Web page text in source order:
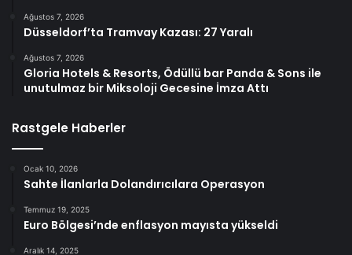
Ağustos 7, 2026
Düsseldorf’ta Tramvay Kazası: 27 Yaralı
Ağustos 7, 2026
Gloria Hotels & Resorts, Ödüllü bar Panda & Sons ile
unutulmaz bir Miksoloji Gecesine İmza Attı
Rastgele Haberler
Ocak 10, 2026
Sahte İlanlarla Dolandırıcılara Operasyon
Temmuz 19, 2025
Euro Bölgesi’nde enflasyon mayısta yükseldi
Aralık 14, 2025